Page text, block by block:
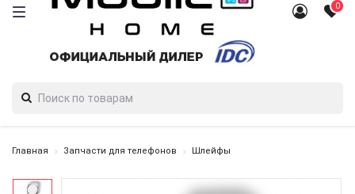
0
Главная Запчасти для телефонов Шлейфы